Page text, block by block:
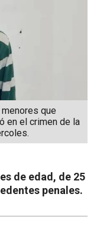
que
en el crimen de la
de edad, de 25
penales.